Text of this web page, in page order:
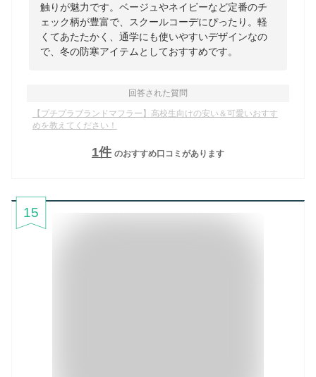
触りが魅力です。ベージュやネイビーなど定番のチ
ェック柄が豊富で、スクールコーデにぴったり。軽
くてあたたかく、通学にも使いやすいデザインなの
で、冬の防寒アイテムとしておすすめです。
回答された質問
【プチプラブランドマフラー】高校生向けの安い＆可愛いおすす
めを教えてください！
1件 のおすすめ口コミがあります
15